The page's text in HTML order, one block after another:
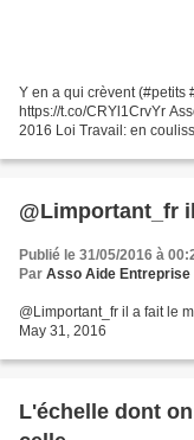
Y en a qui crèvent (#petits
https://t.co/CRYl1CrvYr
2016 Loi Travail: en
@Limportant_fr
Publié le 31/05/2016 à
Par Asso Aide Entreprise
@Limportant_fr il a fait le
May 31, 2016
L'échelle dont